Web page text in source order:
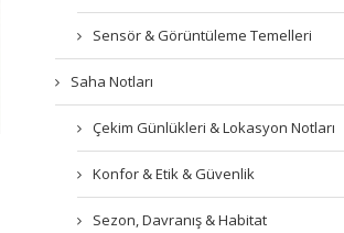
Sensör & Görüntüleme Temelleri
Saha Notları
Çekim Günlükleri & Lokasyon Notları
Konfor & Etik & Güvenlik
Sezon, Davranış & Habitat